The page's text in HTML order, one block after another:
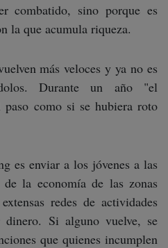
combatido, sino porque es
la que acumula riqueza.
más veloces y ya no es
Durante un año "el
como si se hubiera roto
es enviar a los jóvenes a las
la economía de las zonas
redes de actividades
dinero. Si alguno vuelve, se
que quienes incumplen